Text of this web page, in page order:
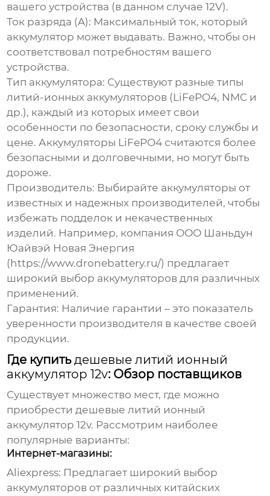
вашего устройства (в данном случае 12V).
Ток разряда (A): Максимальный ток, который
аккумулятор может выдавать. Важно, чтобы он
соответствовал потребностям вашего
устройства.
Тип аккумулятора: Существуют разные типы
литий-ионных аккумуляторов (LiFePO4, NMC и
др.), каждый из которых имеет свои
особенности по безопасности, сроку службы и
цене. Аккумуляторы LiFePO4 считаются более
безопасными и долговечными, но могут быть
дороже.
Производитель: Выбирайте аккумуляторы от
известных и надежных производителей, чтобы
избежать подделок и некачественных
изделий. Например, компания ООО Шаньдун
Юайвэй Новая Энергия
(https://www.dronebattery.ru/) предлагает
широкий выбор аккумуляторов для различных
применений.
Гарантия: Наличие гарантии – это показатель
уверенности производителя в качестве своей
продукции.
Где купитьдешевые литий ионный
аккумулятор 12v: Обзор поставщиков
Существует множество мест, где можно
приобрестидешевые литий ионный
аккумулятор 12v. Рассмотрим наиболее
популярные варианты:
Интернет-магазины:
Aliexpress: Предлагает широкий выбор
аккумуляторов от различных китайских